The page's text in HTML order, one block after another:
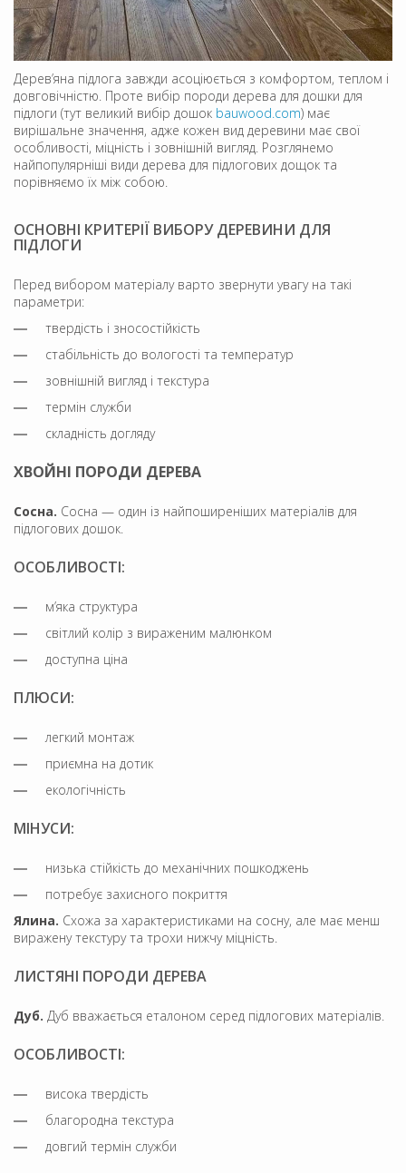
Дерев’яна підлога завжди асоціюється з комфортом, теплом і
довговічністю. Проте вибір породи дерева для дошки для
підлоги (тут великий вибір дошок bauwood.com) має
вирішальне значення, адже кожен вид деревини має свої
особливості, міцність і зовнішній вигляд. Розглянемо
найпопулярніші види дерева для підлогових дощок та
порівняємо їх між собою.
ОСНОВНІ КРИТЕРІЇ ВИБОРУ ДЕРЕВИНИ ДЛЯ
ПІДЛОГИ
Перед вибором матеріалу варто звернути увагу на такі
параметри:
твердість і зносостійкість
стабільність до вологості та температур
зовнішній вигляд і текстура
термін служби
складність догляду
ХВОЙНІ ПОРОДИ ДЕРЕВА
Сосна. Сосна — один із найпоширеніших матеріалів для
підлогових дошок.
ОСОБЛИВОСТІ:
м’яка структура
світлий колір з вираженим малюнком
доступна ціна
ПЛЮСИ:
легкий монтаж
приємна на дотик
екологічність
МІНУСИ:
низька стійкість до механічних пошкоджень
потребує захисного покриття
Ялина. Схожа за характеристиками на сосну, але має менш
виражену текстуру та трохи нижчу міцність.
ЛИСТЯНІ ПОРОДИ ДЕРЕВА
Дуб. Дуб вважається еталоном серед підлогових матеріалів.
ОСОБЛИВОСТІ:
висока твердість
благородна текстура
довгий термін служби